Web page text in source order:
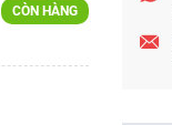
CÒN HÀNG